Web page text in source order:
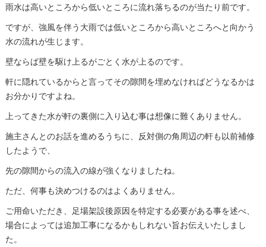
雨水は高いところから低いところに流れ落ちるのが当たり前です。
ですが、強風を伴う大雨では低いところから高いところへと向かう
水の流れが生じます。
壁ならば壁を駆け上るがごとく水が上るのです。
軒に隠れているからと言ってその隙間を埋めなければどうなるかは
お分かりですよね。
上ってきた水が軒の裏側に入り込む事は想像に難くありません。
施主さんとのお話を進めるうちに、反対側の角周辺の軒も以前補修
したようで、
先の隙間からの流入の線が強くなりましたね。
ただ、何事も決めつけるのはよくありません。
ご用命いただき、足場架設後原因を特定する必要がある事を述べ、
場合によっては追加工事になるかもしれない旨お伝えいたしまし
た。